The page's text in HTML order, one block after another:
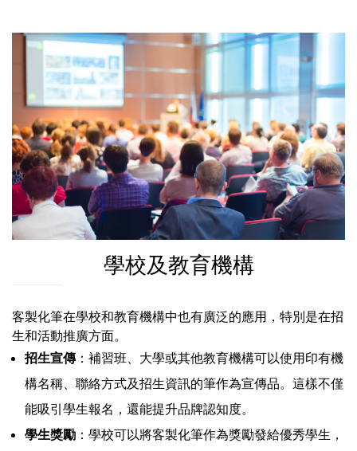
學校及教育機構
客製化筆在學校和教育機構中也有廣泛的應用，特別是在招
生和活動推廣方面。
招生宣傳：補習班、大學或其他教育機構可以使用印有機
構名稱、聯絡方式及招生資訊的筆作為宣傳品。這樣不僅
能吸引學生報名，還能提升品牌認知度。
學生獎勵 ：學校可以將客製化筆作為獎勵發給優秀學生，